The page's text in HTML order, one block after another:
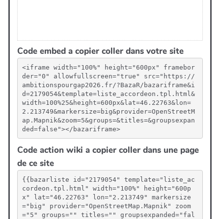
Code embed a copier coller dans votre site
<iframe width="100%" height="600px" framebor
der="0" allowfullscreen="true" src="https://
ambitionspourgap2026.fr/?BazaR/bazariframe&i
d=2179054&template=liste_accordeon.tpl.html&
width=100%25&height=600px&lat=46.22763&lon=
2.213749&markersize=big&provider=OpenStreetM
ap.Mapnik&zoom=5&groups=&titles=&groupsexpan
ded=false"></bazariframe>
Code action wiki a copier coller dans une page
de ce site
{{bazarliste id="2179054" template="liste_ac
cordeon.tpl.html" width="100%" height="600p
x" lat="46.22763" lon="2.213749" markersize
="big" provider="OpenStreetMap.Mapnik" zoom
="5" groups="" titles="" groupsexpanded="fal